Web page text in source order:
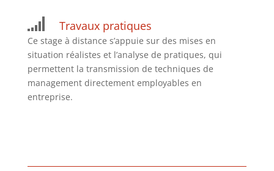
Travaux pratiques
Ce stage à distance s’appuie sur des mises en
situation réalistes et l’analyse de pratiques, qui
permettent la transmission de techniques de
management directement employables en
entreprise.